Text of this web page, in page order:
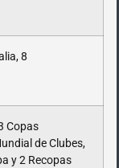
8
Copas
de Clubes,
y 2 Recopas